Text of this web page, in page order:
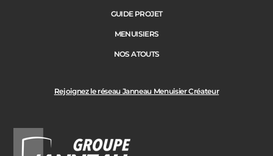
Rejoignez le réseau Janneau Menuisier Créateur
GUIDE PROJET
MENUISIERS
NOS ATOUTS